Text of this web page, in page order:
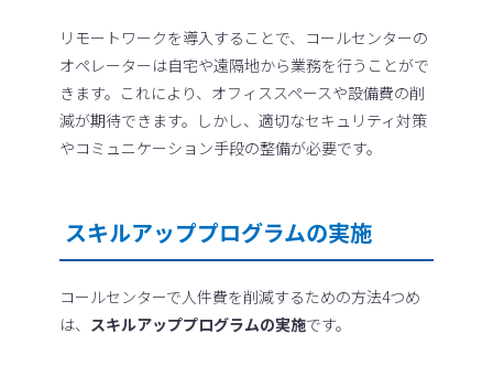
リモートワークを導入することで、コールセンターの
オペレーターは自宅や遠隔地から業務を行うことがで
きます。これにより、オフィススペースや設備費の削
減が期待できます。しかし、適切なセキュリティ対策
やコミュニケーション手段の整備が必要です。
スキルアッププログラムの実施
コールセンターで人件費を削減するための方法4つめ
は、 スキルアッププログラムの実施です。